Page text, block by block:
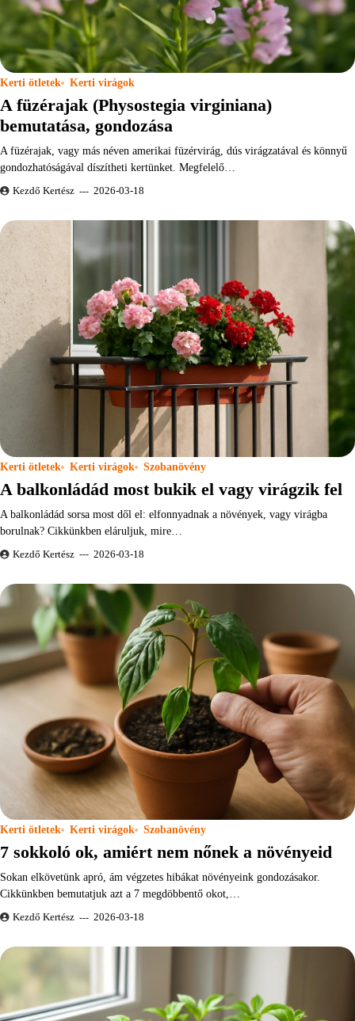
Kerti ötletek Kerti virágok
A füzérajak (Physostegia virginiana)
bemutatása, gondozása
A füzérajak, vagy más néven amerikai füzérvirág, dús virágzatával és könnyű
gondozhatóságával díszítheti kertünket. Megfelelő…
Kezdő Kertész 2026-03-18
Kerti ötletek Kerti virágok Szobanövény
A balkonládád most bukik el vagy virágzik fel
A balkonládád sorsa most dől el: elfonnyadnak a növények, vagy virágba
borulnak? Cikkünkben eláruljuk, mire…
Kezdő Kertész 2026-03-18
Kerti ötletek Kerti virágok Szobanövény
7 sokkoló ok, amiért nem nőnek a növényeid
Sokan elkövetünk apró, ám végzetes hibákat növényeink gondozásakor.
Cikkünkben bemutatjuk azt a 7 megdöbbentő okot,…
Kezdő Kertész 2026-03-18